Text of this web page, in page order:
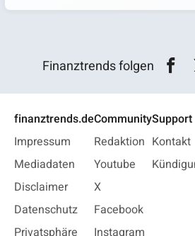
Finanztrends folgen
finanztrends.de
Impressum
Mediadaten
Disclaimer
Datenschutz
Privatsphäre
Community
Redaktion
Youtube
X
Facebook
Instagram
Support
Kontakt